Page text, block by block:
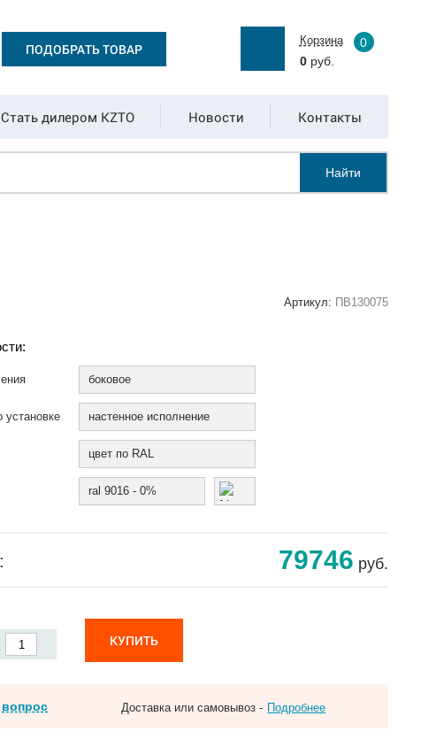
ПОДОБРАТЬ ТОВАР
Корзина
0
0руб.
Стать дилером KZTO Новости Контакты
Найти
Артикул: ПВ130075
боковое
настенное исполнение
цвет по RAL
ral 9016 - 0%
79746 руб.
КУПИТЬ
Доставка или самовывоз - Подробнее